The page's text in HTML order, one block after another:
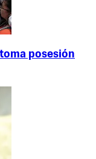
toma posesión